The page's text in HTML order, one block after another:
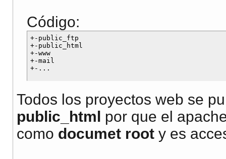
Código:
+-public_ftp
+-public_html
+-www
+-mail
Todos los proyectos web se
public_html
por que el
como documet root y es